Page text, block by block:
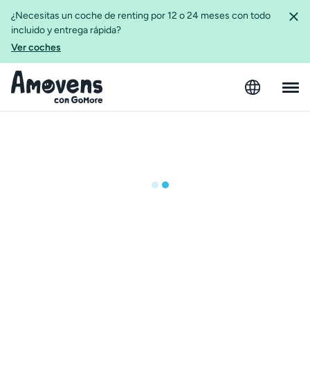
¿Necesitas un coche de renting por 12 o 24 meses con todo
incluido y entrega rápida?
Ver coches